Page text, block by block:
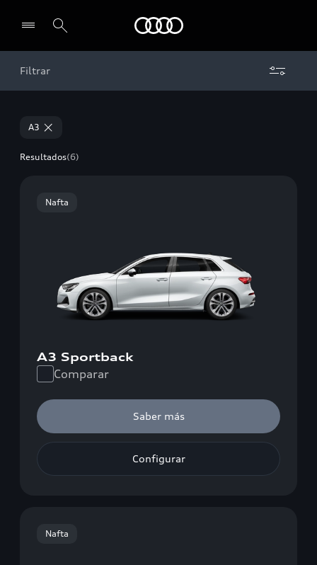
Seleccionar un concesionario
Filtrar
A3
Resultados(6)
Nafta
A3 Sportback
Comparar
Saber más
Configurar
Nafta